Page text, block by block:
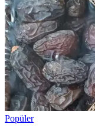
Popüler